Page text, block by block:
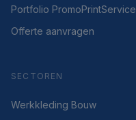
Portfolio PromoPrintService
Offerte aanvragen
SECTOREN
Werkkleding Bouw